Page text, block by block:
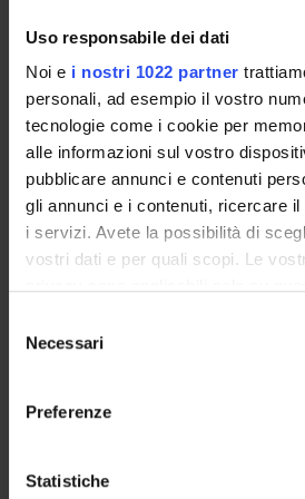
Uso responsabile dei dati
Noi e i nostri 1022 partner
personali, ad esempio il vostro
tecnologie come i cookie per
alle informazioni sul vostro
pubblicare annunci e contenuti
gli annunci e i contenuti, ricercare
i servizi. Avete la possibilità di
vostri dati e per quali scopi. Le
modificare o revocare il proprio
momento dalla Dichiarazione sui
raccogliere informazioni
delNecessari
Preferenze
Statistiche
Biochimica e Biologia Molecolare
Proteomica strutturale, funzionale
Biochemistry & Molecular Biology
Biochimica e Biologia Molecolare
Biochemistry & Molecular Biology
Proteomica strutturale, funzionale
Biochemistry & Molecular Biology
Biochemistry & Molecular
Biochemistry & Molecular Biology